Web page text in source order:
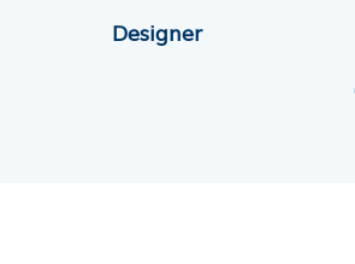
Designer